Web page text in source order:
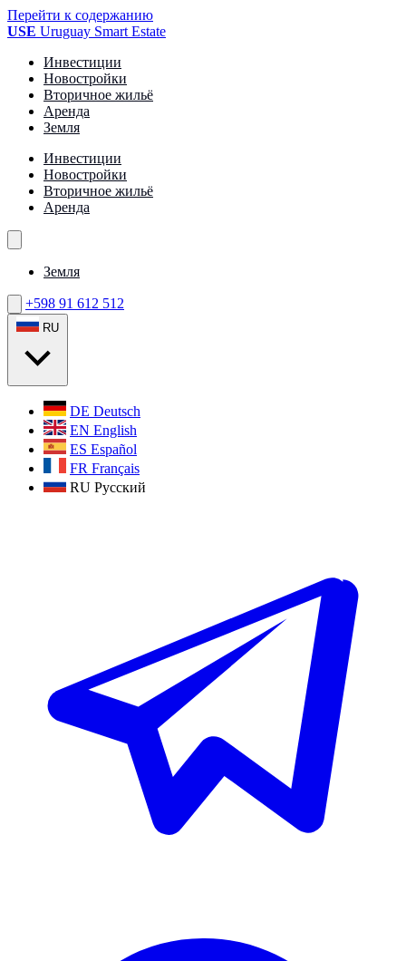
Перейти к содержанию
USE Uruguay Smart Estate
Инвестиции
Новостройки
Вторичное жильё
Аренда
Земля
Инвестиции
Новостройки
Вторичное жильё
Аренда
Земля
+598 91 612 512
RU
DE Deutsch
EN English
ES Español
FR Français
RU Русский